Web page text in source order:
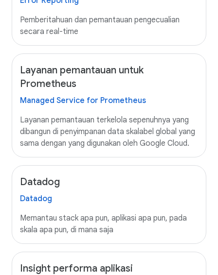
Pemberitahuan dan pemantauan pengecualian
secara real-time
Layanan pemantauan untuk
Prometheus
Managed Service for Prometheus
Layanan pemantauan terkelola sepenuhnya yang
dibangun di penyimpanan data skalabel global yang
sama dengan yang digunakan oleh Google Cloud.
Datadog
Datadog
Memantau stack apa pun, aplikasi apa pun, pada
skala apa pun, di mana saja
Insight performa aplikasi